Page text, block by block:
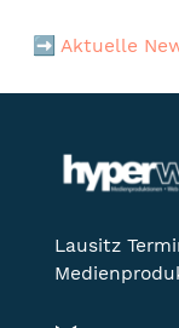
➡️ Aktuelle
Lausitz